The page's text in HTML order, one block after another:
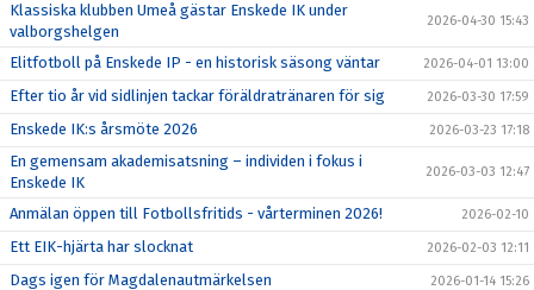
Klassiska klubben Umeå gästar Enskede IK under
valborgshelgen
2026-04-30 15:43
Elitfotboll på Enskede IP - en historisk säsong väntar 2026-04-01 13:00
Efter tio år vid sidlinjen tackar föräldratränaren för sig 2026-03-30 17:59
Enskede IK:s årsmöte 2026 2026-03-23 17:18
En gemensam akademisatsning – individen i fokus i
Enskede IK
2026-03-03 12:47
Anmälan öppen till Fotbollsfritids - vårterminen 2026! 2026-02-10
Ett EIK-hjärta har slocknat 2026-02-03 12:11
Dags igen för Magdalenautmärkelsen 2026-01-14 15:26